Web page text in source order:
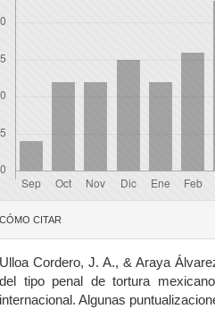
CÓMO CITAR
Ulloa Cordero, J. A., & Araya
del tipo penal de tortura
internacional. Algunas